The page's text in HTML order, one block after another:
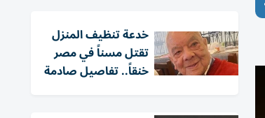
خدعة تنظيف المنزل
تقتل مسناً في مصر
خنقاً.. تفاصيل صادمة